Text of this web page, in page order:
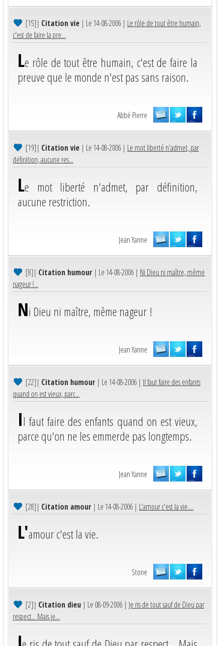
[15]| Citation vie | Le 14-08-2006 | Le rôle de tout être humain,
c'est de faire la pre...
Le rôle de tout être humain, c'est de faire la
preuve que le monde n'est pas sans raison.
Abbé Pierre
[19]| Citation vie | Le 14-08-2006 | Le mot liberté n'admet, par
définition, aucune res...
Le mot liberté n'admet, par définition,
aucune restriction.
Jean Yanne
[8]| Citation humour | Le 14-08-2006 | Ni Dieu ni maître, même
nageur !...
Ni Dieu ni maître, même nageur !
Jean Yanne
[22]| Citation humour | Le 14-08-2006 | Il faut faire des enfants
quand on est vieux, parc...
Il faut faire des enfants quand on est vieux,
parce qu'on ne les emmerde pas longtemps.
Jean Yanne
[28]| Citation amour | Le 14-08-2006 | L'amour c'est la vie....
L'amour c'est la vie.
Stone
[2]| Citation dieu | Le 08-09-2006 | Je ris de tout sauf de Dieu par
respect... Mais je...